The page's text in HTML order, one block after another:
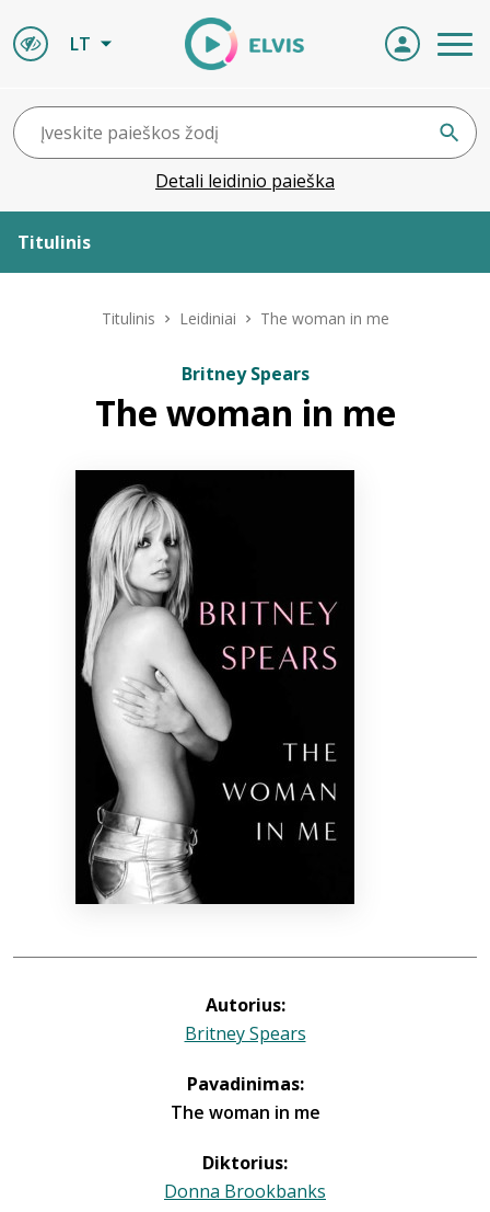
LT
Detali leidinio paieška
Titulinis
ELVIS atvyksta
Bibliotekoms
Titulinis Leidiniai The woman in me
Britney Spears
The woman in me
Autorius:
Britney Spears
Pavadinimas:
The woman in me
Diktorius:
Donna Brookbanks